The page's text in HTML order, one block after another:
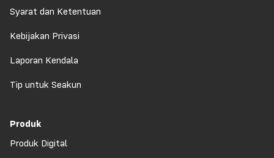
Syarat dan Ketentuan
Kebijakan Privasi
Laporan Kendala
Tip untuk Seakun
Produk
Produk Digital